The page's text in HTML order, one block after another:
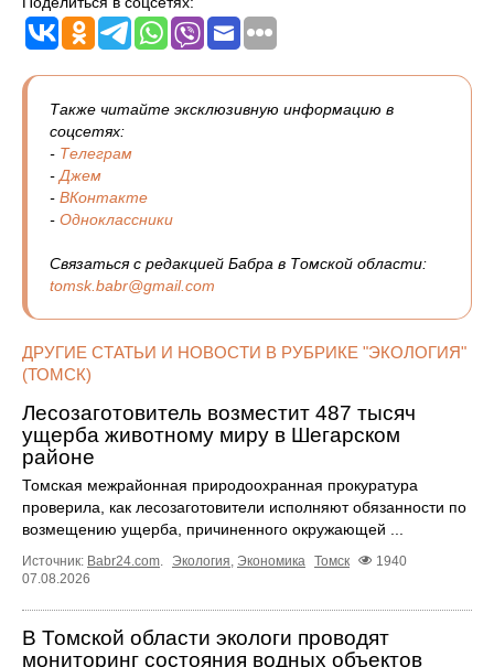
Также читайте эксклюзивную информацию в
соцсетях:
- Телеграм
-Джем
- ВКонтакте
- Одноклассники
Связаться с редакцией Бабра в Томской области:
tomsk.babr@gmail.com
ДРУГИЕ СТАТЬИ И НОВОСТИ В РУБРИКЕ "ЭКОЛОГИЯ"
(ТОМСК)
Лесозаготовитель возместит 487 тысяч
ущерба животному миру в Шегарском
районе
Томская межрайонная природоохранная прокуратура
проверила, как лесозаготовители исполняют обязанности по
возмещению ущерба, причиненного окружающей ...
Источник: Babr24.com. Экология, Экономика Томск
1940
07.08.2026
В Томской области экологи проводят
мониторинг состояния водных объектов